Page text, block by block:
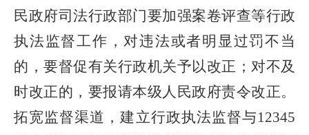
民政府司法行政部门要加强案卷评查等行政
执法监督工作，对违法或者明显过罚不当
的，要督促有关行政机关予以改正；对不及
时改正的，要报请本级人民政府责令改正。
拓宽监督渠道，建立行政执法监督与12345